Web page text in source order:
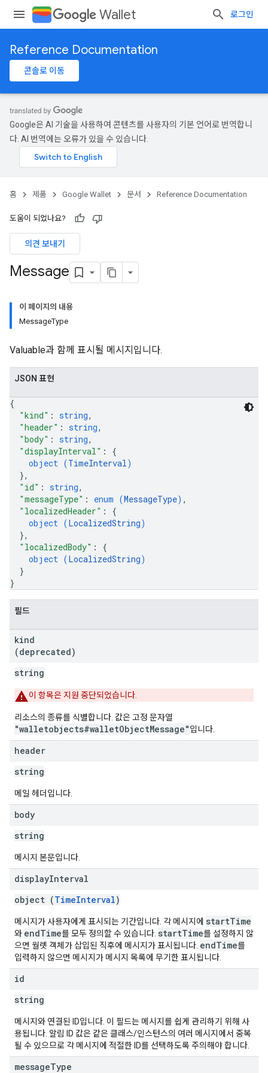
Wallet 로그인
Reference Documentation
콘솔로 이동
Google은 AI 기술을 사용하여 콘텐츠를 사용자의 기본 언어로 번역합니
다. AI 번역에는 오류가 있을 수 있습니다.
홈 제품 Google Wallet 문서 Reference Documentation
도움이 되었나요?
의견 보내기
Message
이 페이지의 내용
MessageType
Valuable과 함께 표시될 메시지입니다.
JSON 표현
{
"kind" : string,
"header" : string,
"body" : string,
"displayInterval" : {
object (TimeInterval)
},
"id" : string,
"messageType" : enum (MessageType) ,
"localizedHeader" : {
object (LocalizedString)
},
"localizedBody" : {
object (LocalizedString)
}
}
필드
kind
(deprecated)
string
이 항목은 지원 중단되었습니다.
리소스의 종류를 식별합니다. 값은 고정 문자열
"walletobjects#walletObjectMessage"입니다.
header
string
메일 헤더입니다.
body
string
메시지 본문입니다.
displayInterval
object (TimeInterval)
메시지가 사용자에게 표시되는 기간입니다. 각 메시지에 startTime
와 endTime를 모두 정의할 수 있습니다. startTime를 설정하지 않
으면 월렛 객체가 삽입된 직후에 메시지가 표시됩니다. endTime를
입력하지 않으면 메시지가 메시지 목록에 무기한 표시됩니다.
id
string
메시지와 연결된 ID입니다. 이 필드는 메시지를 쉽게 관리하기 위해 사
용됩니다. 알림 ID 값은 같은 클래스/인스턴스의 여러 메시지에서 중복
될 수 있으므로 각 메시지에 적절한 ID를 선택하도록 주의해야 합니다.
messageType